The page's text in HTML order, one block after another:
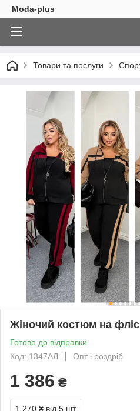
Moda-plus
Товари та послуги
Жіночий костюм на
Готово до відправки
Код: 1347АЛ
Опт і роздріб
1 386 ₴
1 270 ₴ від 5 шт.